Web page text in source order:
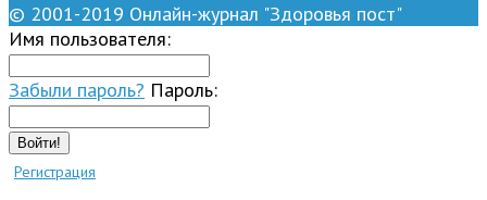
© 2001-2019 Онлайн-журнал "Здоровья пост"
Имя пользователя:
Забыли пароль? Пароль:
Войти!
Регистрация